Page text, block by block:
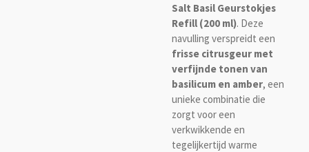
Salt Basil Geurstokjes
Refill (200 ml). Deze
navulling verspreidt een
frisse citrusgeur met
verfijnde tonen van
basilicum en amber, een
unieke combinatie die
zorgt voor een
verkwikkende en
tegelijkertijd warme